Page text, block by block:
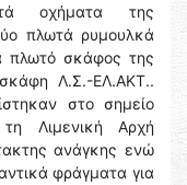
οχήματα της
πλωτά ρυμουλκά
πλωτό σκάφος της
Λ.Σ.-ΕΛ.ΑΚΤ..
στο σημείο
Λιμενική Αρχή
ανάγκης ενώ
φράγματα για